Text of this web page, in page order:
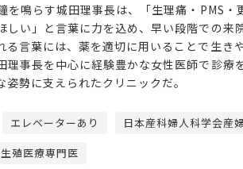
鳴らす城田理事長は、「生理痛・PMS・
い」と言葉に力を込め、早い段階での来
言葉には、薬を適切に用いることで生き
事長を中心に経験豊かな女性医師で診療
勢に支えられたクリニックだ。
エレベーターあり
日本産科婦人科学会産
殖医療専門医